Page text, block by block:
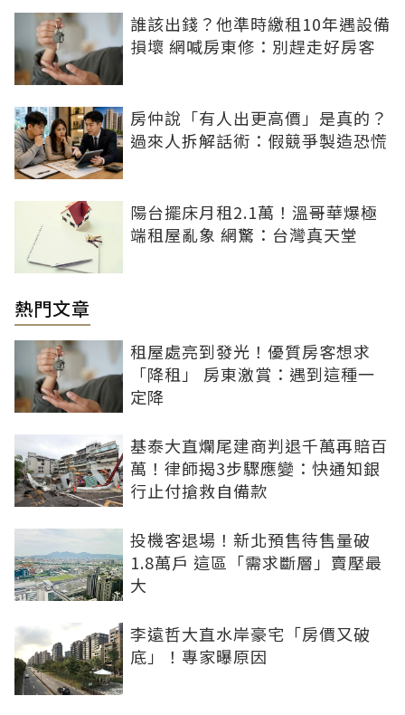
誰該出錢？他準時繳租10年遇設備
損壞 網喊房東修：別趕走好房客
房仲說「有人出更高價」是真的？
過來人拆解話術：假競爭製造恐慌
陽台擺床月租2.1萬！溫哥華爆極
端租屋亂象 網驚：台灣真天堂
熱門文章
租屋處亮到發光！優質房客想求
「降租」 房東激賞：遇到這種一
定降
基泰大直爛尾建商判退千萬再賠百
萬！律師揭3步驟應變：快通知銀
行止付搶救自備款
投機客退場！新北預售待售量破
1.8萬戶 這區「需求斷層」賣壓最
大
李遠哲大直水岸豪宅「房價又破
底」！專家曝原因